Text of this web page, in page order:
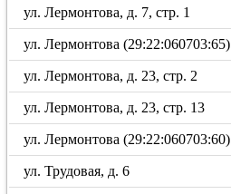
ул. Лермонтова, д. 7, стр. 1
ул. Лермонтова (29:22:060703:65)
ул. Лермонтова, д. 23, стр. 2
ул. Лермонтова, д. 23, стр. 13
ул. Лермонтова (29:22:060703:60)
ул. Трудовая, д. 6